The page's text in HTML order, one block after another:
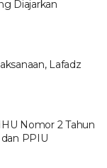
Diajarkan
Lafadz
Nomor 2 Tahun
PPIU